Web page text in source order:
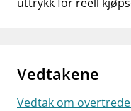
Vedtakene
Vedtak om